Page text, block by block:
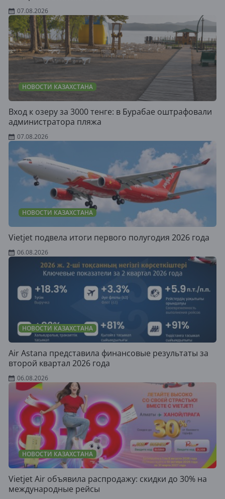
07.08.2026
НОВОСТИ КАЗАХСТАНА
Вход к озеру за 3000 тенге: в Бурабае оштрафовали
администратора пляжа
07.08.2026
НОВОСТИ КАЗАХСТАНА
Vietjet подвела итоги первого полугодия 2026 года
06.08.2026
НОВОСТИ КАЗАХСТАНА
Air Astana представила финансовые результаты за
второй квартал 2026 года
06.08.2026
НОВОСТИ КАЗАХСТАНА
Vietjet Air объявила распродажу: скидки до 30% на
международные рейсы